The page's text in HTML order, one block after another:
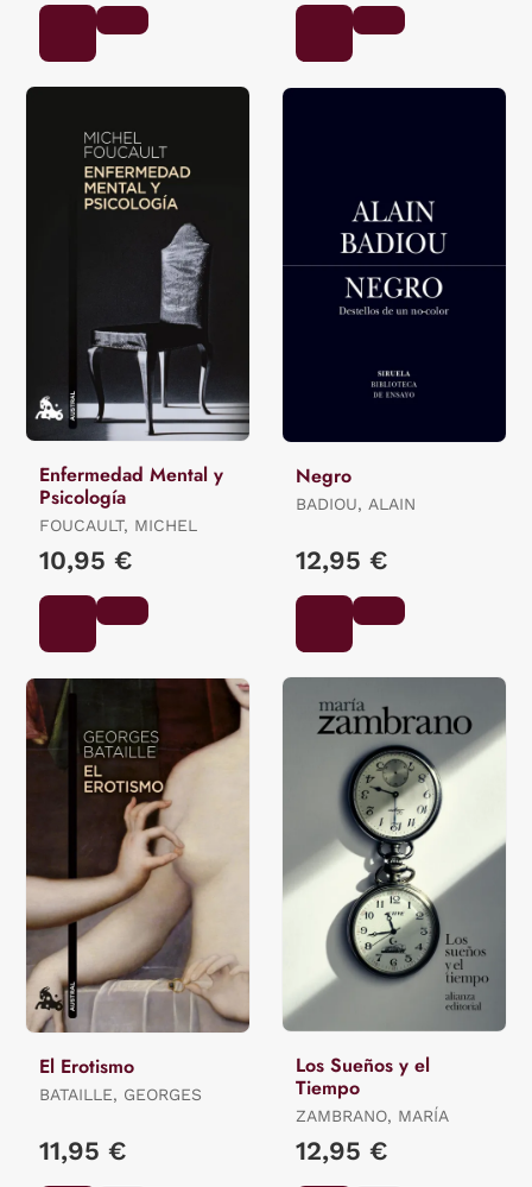
Enfermedad Mental y
Psicología
FOUCAULT, MICHEL
10,95 €
Negro
BADIOU, ALAIN
12,95 €
El Erotismo
BATAILLE, GEORGES
11,95 €
Los Sueños y el
Tiempo
ZAMBRANO, MARÍA
12,95 €